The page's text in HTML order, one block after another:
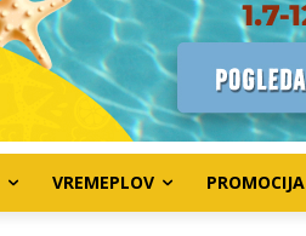
VREMEPLOV PROMOCIJA